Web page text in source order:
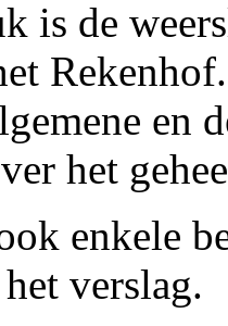
is de
en
het
enkele
verslag.